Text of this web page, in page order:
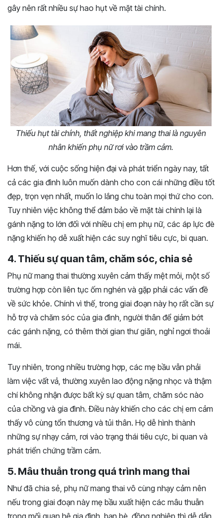
gây nên rất nhiều sự hao hụt về mặt tài chính.
Thiếu hụt tài chính, thất nghiệp khi mang thai là nguyên
nhân khiến phụ nữ rơi vào trầm cảm.
Hơn thế, với cuộc sống hiện đại và phát triển ngày nay, tất
cả các gia đình luôn muốn dành cho con cái những điều tốt
đẹp, trọn vẹn nhất, muốn lo lắng chu toàn mọi thứ cho con.
Tuy nhiên việc không thể đảm bảo về mặt tài chính lại là
gánh nặng to lớn đối với nhiều chị em phụ nữ, các áp lực đè
nặng khiến họ dễ xuất hiện các suy nghĩ tiêu cực, bi quan.
4. Thiếu sự quan tâm, chăm sóc, chia sẻ
Phụ nữ mang thai thường xuyên cảm thấy mệt mỏi, một số
trường hợp còn liên tục ốm nghén và gặp phải các vấn đề
về sức khỏe. Chính vì thế, trong giai đoạn này họ rất cần sự
hỗ trợ và chăm sóc của gia đình, người thân để giảm bớt
các gánh nặng, có thêm thời gian thư giãn, nghỉ ngơi thoải
mái.
Tuy nhiên, trong nhiều trường hợp, các mẹ bầu vẫn phải
làm việc vất vả, thường xuyên lao động nặng nhọc và thậm
chí không nhận được bất kỳ sự quan tâm, chăm sóc nào
của chồng và gia đình. Điều này khiến cho các chị em cảm
thấy vô cùng tổn thương và tủi thân. Họ dễ hình thành
những sự nhạy cảm, rơi vào trạng thái tiêu cực, bi quan và
phát triển chứng trầm cảm.
5. Mâu thuẫn trong quá trình mang thai
Như đã chia sẻ, phụ nữ mang thai vô cùng nhạy cảm nên
nếu trong giai đoạn này mẹ bầu xuất hiện các mâu thuẫn